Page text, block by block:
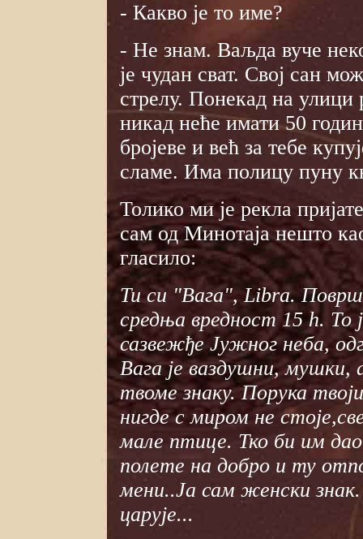
- Какво је то име?
- Не знам. Ваљда вуче
је чудан сват. Свој сан
стрелу. Понекад на улици
никад неће имати 50
бројеве и већ за тебе
сламе. Има полицу пуну
Толико ми је рекла
сам од Минотаја нешто
гласило:
Ти си "Вага", Libra.
средња вредност 15 h. То
сазвежђе Јужног неба,
Вага је ваздушни, мушки,
твоме знаку. Порука
нигде с миром не
мале птице. Тко би им
полете на добро и ту
мени..Ја сам женски
царује...